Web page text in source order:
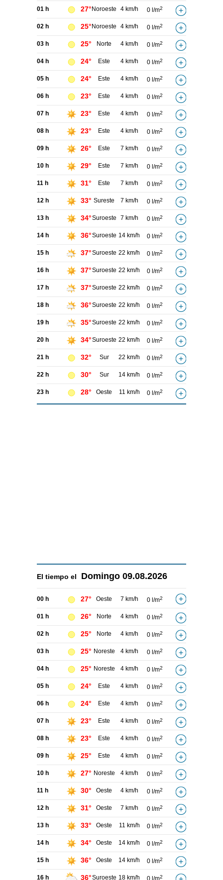
01 h 27° Noroeste 4 km/h 0 l/m2
02 h 25° Noroeste 4 km/h 0 l/m2
03 h 25° Norte 4 km/h 0 l/m2
04 h 24° Este 4 km/h 0 l/m2
05 h 24° Este 4 km/h 0 l/m2
06 h 23° Este 4 km/h 0 l/m2
07 h 23° Este 4 km/h 0 l/m2
08 h 23° Este 4 km/h 0 l/m2
09 h 26° Este 7 km/h 0 l/m2
10 h 29° Este 7 km/h 0 l/m2
11 h 31° Este 7 km/h 0 l/m2
12 h 33° Sureste 7 km/h 0 l/m2
13 h 34°Suroeste 7 km/h 0 l/m2
14 h 36°Suroeste 14 km/h 0 l/m2
15 h 37°Suroeste 22 km/h 0 l/m2
16 h 37°Suroeste 22 km/h 0 l/m2
17 h 37°Suroeste 22 km/h 0 l/m2
18 h 36°Suroeste 22 km/h 0 l/m2
19 h 35°Suroeste 22 km/h 0 l/m2
20 h 34°Suroeste 22 km/h 0 l/m2
21 h 32° Sur 22 km/h 0 l/m2
22 h 30° Sur 14 km/h 0 l/m2
23 h 28° Oeste 11 km/h 0 l/m2
El tiempo el Domingo 09.08.2026
00 h 27° Oeste 7 km/h 0 l/m2
01 h 26° Norte 4 km/h 0 l/m2
02 h 25° Norte 4 km/h 0 l/m2
03 h 25° Noreste 4 km/h 0 l/m2
04 h 25° Noreste 4 km/h 0 l/m2
05 h 24° Este 4 km/h 0 l/m2
06 h 24° Este 4 km/h 0 l/m2
07 h 23° Este 4 km/h 0 l/m2
08 h 23° Este 4 km/h 0 l/m2
09 h 25° Este 4 km/h 0 l/m2
10 h 27° Noreste 4 km/h 0 l/m2
11 h 30° Oeste 4 km/h 0 l/m2
12 h 31° Oeste 7 km/h 0 l/m2
13 h 33° Oeste 11 km/h 0 l/m2
14 h 34° Oeste 14 km/h 0 l/m2
15 h 36° Oeste 14 km/h 0 l/m2
16 h 36°Suroeste 18 km/h 2